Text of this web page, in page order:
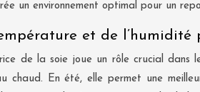
un environnement optimal pour un
et de l’humidité
de la soie joue un rôle crucial dans
chaud. En été, elle permet une